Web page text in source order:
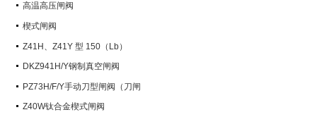
高温高压闸阀
楔式闸阀
Z41H、Z41Y 型 150（Lb）
~600（Lb） 钢制楔式闸阀
DKZ941H/Y钢制真空闸阀
PZ73H/F/Y手动刀型闸阀（刀闸
阀）Z40W钛合金楔式闸阀